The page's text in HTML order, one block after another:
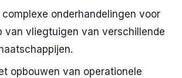
complexe onderhandelingen voor
van vliegtuigen van verschillende
opbouwen van operationele